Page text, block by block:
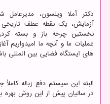
دکتر آملا ویلسون،
آزمایش، یک نقطه عطف تاریخی
نخستین چرخه باز و بسته
عملیات ما و آنچه ما امیدواریم
های ایستگاه فضایی بین المللی
البته این سیستم دفع زباله
در سالیان پیش از این روش بهره